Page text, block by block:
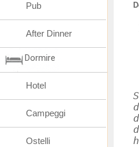
Pub
After Dinner
Dormire
Hotel
Campeggi
Ostelli